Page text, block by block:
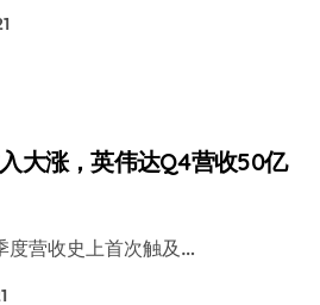
大涨，英伟达Q4营收50亿
度营收史上首次触及…